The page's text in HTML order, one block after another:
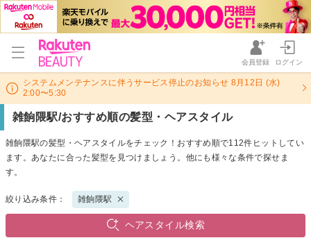
会員登録 ログイン
システムメンテナンスに伴うサービス停止のお知らせ 8月12日 (水)
2:00〜5:30
雑餉隈駅/おすすめ順の髪型・ヘアスタイル
雑餉隈駅の髪型・ヘアスタイルをチェック！おすすめ順で112件ヒットしてい
ます。あなたに合った髪型を見つけましょう。他にも様々な条件で探せま
す。
絞り込み条件： 雑餉隈駅
ヘアスタイル検索